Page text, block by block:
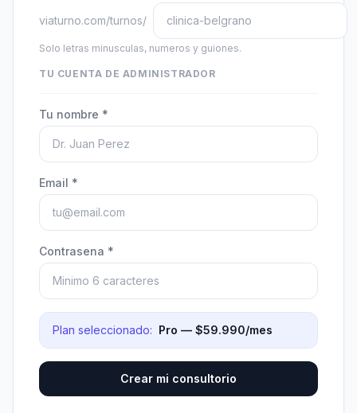
viaturno.com/turnos/
Solo letras minusculas, numeros y guiones.
TU CUENTA DE ADMINISTRADOR
Tu nombre *
Email *
Contrasena *
Plan seleccionado: Pro — $59.990/mes
Crear mi consultorio